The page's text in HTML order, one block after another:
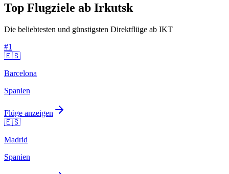
Top Flugziele ab Irkutsk
Die beliebtesten und günstigsten Direktflüge ab IKT
#1
🇪🇸
Barcelona
Spanien
Flüge anzeigen
🇪🇸
Madrid
Spanien